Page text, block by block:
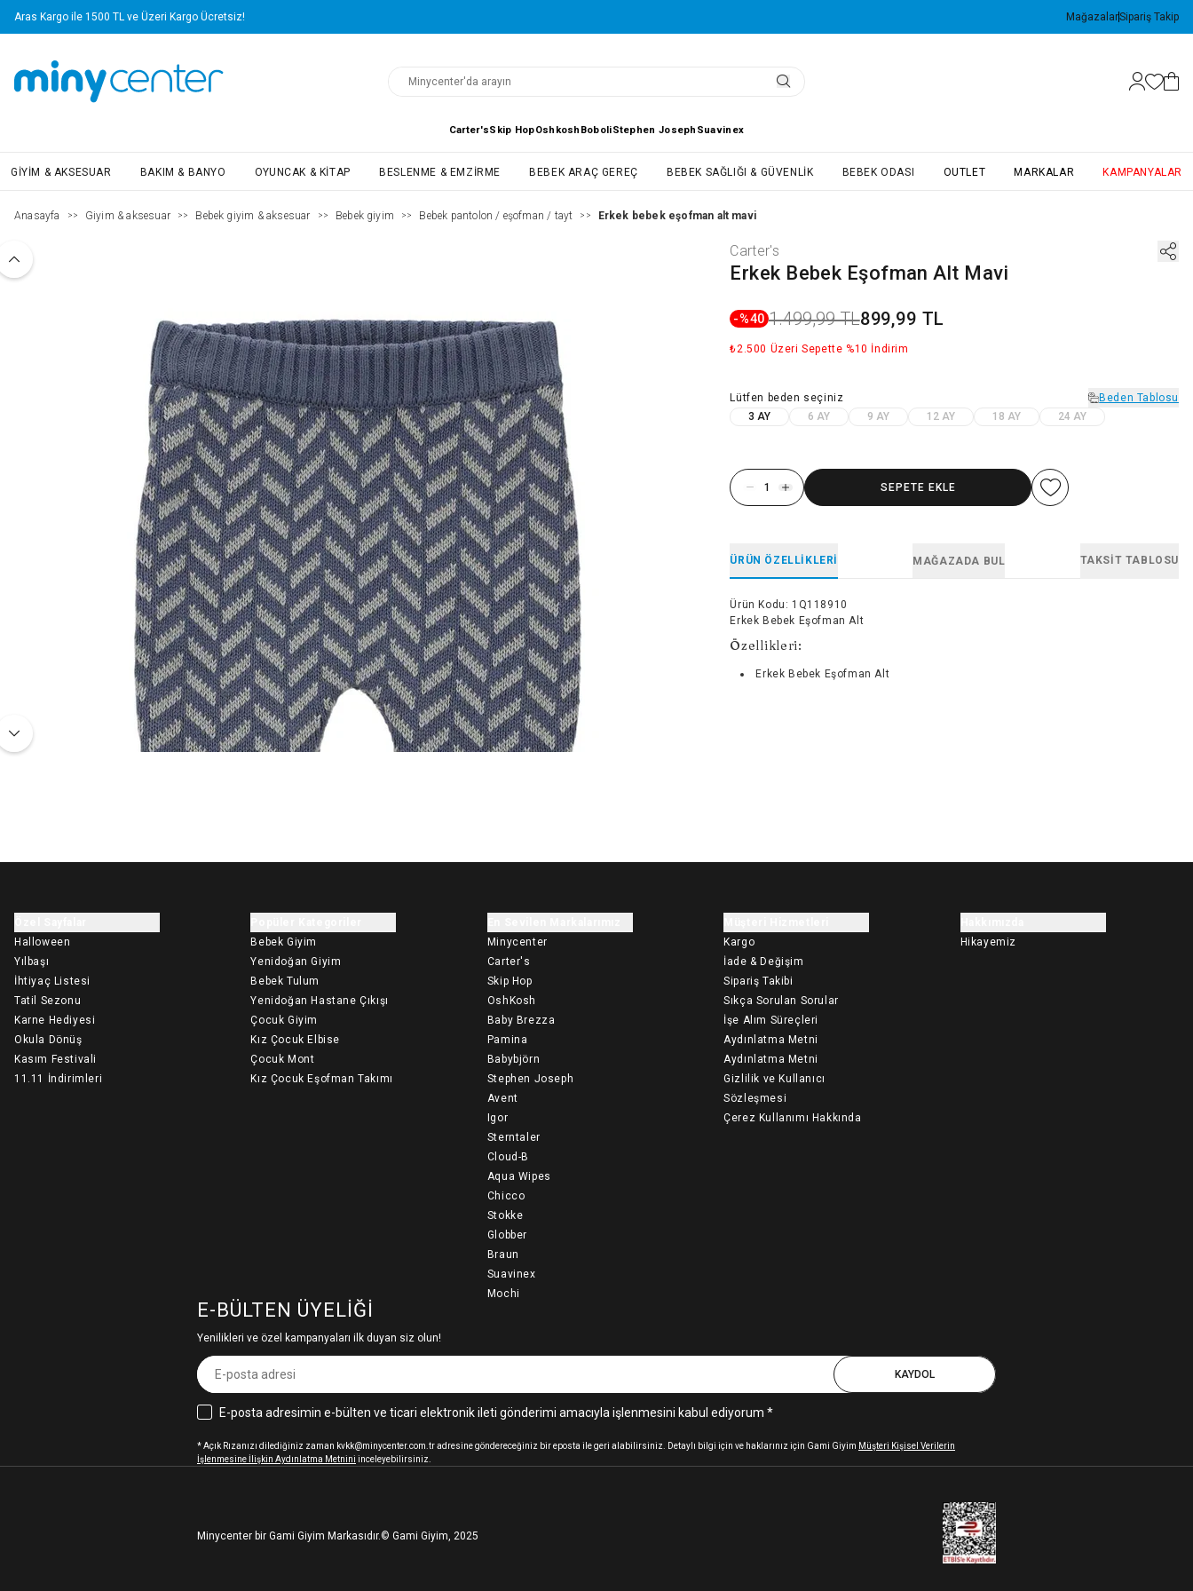
Aras Kargo ile 1500 TL ve Üzeri Kargo Ücretsiz! MağazalarSipariş Takip
Carter'sSkip HopOshkosh BoboliStephen Joseph Suavinex
GIYIM & AKSESUAR BAKIM & BANYO OYUNCAK & KITAP BESLENME & EMZIRME BEBEK ARAÇ GEREÇ BEBEK SAĞLIĞI & GÜVENLIK BEBEK ODASI OUTLET MARKALAR KAMPANYALAR
Anasayfa >> Giyim & aksesuar >> Bebek giyim & aksesuar >> Bebek giyim >> Bebek pantolon / eşofman / tayt >> Erkek bebek eşofman alt mavi
Carter's
Erkek Bebek Eşofman Alt Mavi
-%40 1.499,99 TL899,99 TL
₺2.500 Üzeri Sepette %10 İndirim
Lütfen beden seçiniz
Beden Tablosu
3 AY
6 AY 9 AY 12 AY 18 AY 24 AY
SEPETE EKLE
ÜRÜN ÖZELLIKLERI MAĞAZADA BUL TAKSIT TABLOSU
Ürün Kodu : 1Q118910
Erkek Bebek Eşofman Alt
Özellikleri:
Erkek Bebek Eşofman Alt
Halloween
Yılbaşı
İhtiyaç Listesi
Tatil Sezonu
Karne Hediyesi
Okula Dönüş
Kasım Festivali
11.11 İndirimleri
Bebek Giyim
Yenidoğan Giyim
Bebek Tulum
Yenidoğan Hastane Çıkışı
Çocuk Giyim
Kız Çocuk Elbise
Çocuk Mont
Kız Çocuk Eşofman Takımı
Minycenter
Carter's
Skip Hop
OshKosh
Baby Brezza
Pamina
Babybjörn
Stephen Joseph
Avent
Igor
Sterntaler
Cloud-B
Aqua Wipes
Chicco
Stokke
Globber
Braun
Suavinex
Mochi
Kargo
İade & Değişim
Sipariş Takibi
Sıkça Sorulan Sorular
İşe Alım Süreçleri
Aydınlatma Metni
Aydınlatma Metni
Gizlilik ve Kullanıcı
Sözleşmesi
Çerez Kullanımı Hakkında
Hikayemiz
E-BÜLTEN ÜYELIĞI
Yenilikleri ve özel kampanyaları ilk duyan siz olun!
KAYDOL
E-posta adresimin e-bülten ve ticari elektronik ileti gönderimi amacıyla işlenmesini kabul ediyorum *
* Açık Rızanızı dilediğiniz zaman kvkk@minycenter.com.tr adresine göndereceğiniz bir eposta ile geri alabilirsiniz. Detaylı bilgi için ve haklarınız için Gami Giyim Müşteri Kişisel Verilerin
İşlenmesine İlişkin Aydınlatma Metnini inceleyebilirsiniz.
Minycenter bir Gami Giyim Markasıdır. © Gami Giyim, 2025